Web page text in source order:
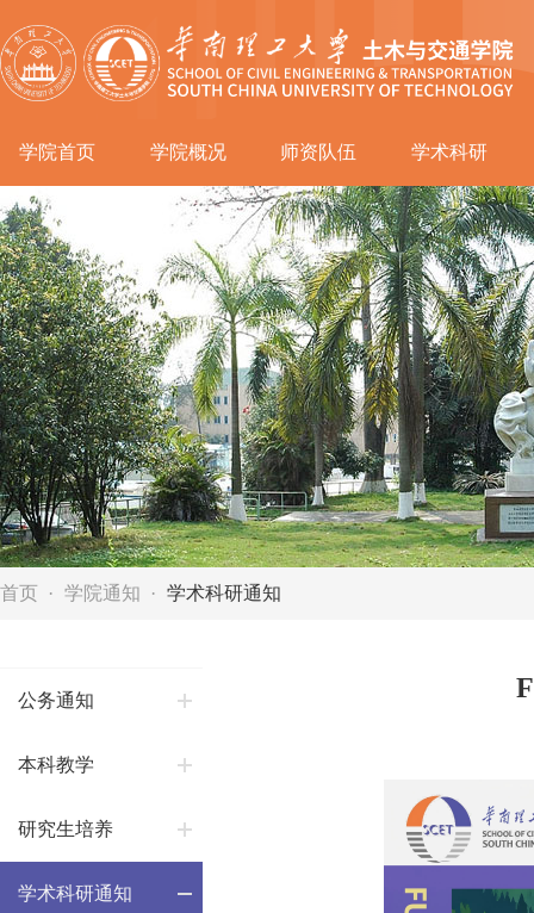
学院首页 学院概况 师资队伍 学术科研
首页 学院通知 学术科研通知
公务通知
本科教学
研究生培养
学术科研通知